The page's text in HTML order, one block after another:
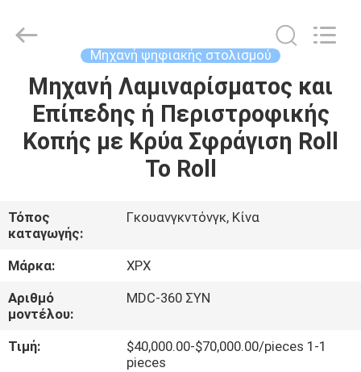
ΣΠΊΤΙ
ΠΡΟΪΌΝΤΑ
ΕΜΦΆΝΙΣΗ
VR
ΣΧΕΤΙΚΆ
ΜΕ
Equipment
Reserved.
Μηχανή ψηφιακής στολισμού
Μηχανή Λαμιναρίσματος και
Επίπεδης ή Περιστροφικής
Κοπής με Κρύα Σφράγιση Roll
To Roll
Τόπος
καταγωγής:
Γκουανγκντόνγκ, Κίνα
Μάρκα:
XPX
Αριθμό
μοντέλου:
MDC-360 ΣΥΝ
Τιμή:
$40,000.00-$70,000.00/pieces 1-1
pieces